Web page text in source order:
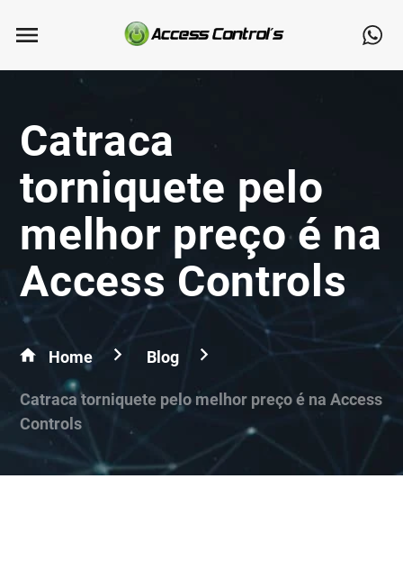
Catraca
torniquete pelo
melhor preço é na
Access Controls
Home Blog
Catraca torniquete pelo melhor preço é na Access
Controls